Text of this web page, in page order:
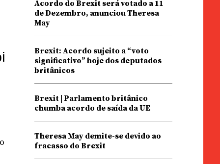
Acordo do Brexit será votado a 11
de Dezembro, anunciou Theresa
May
Brexit: Acordo sujeito a “voto
significativo” hoje dos deputados
britânicos
Brexit | Parlamento britânico
chumba acordo de saída da UE
Theresa May demite-se devido ao
fracasso do Brexit